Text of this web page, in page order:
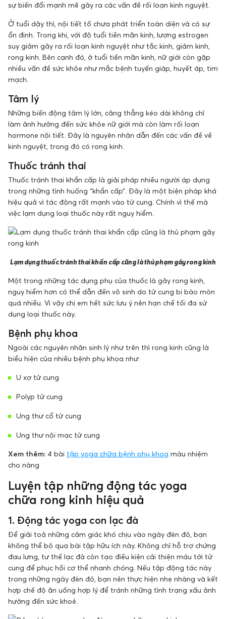
sự biến đổi mạnh mẽ gây ra các vấn đề rối loạn kinh nguyệt.
Ở tuổi dậy thì, nội tiết tố chưa phát triển toàn diện và có sự
ổn định. Trong khi, với độ tuổi tiền mãn kinh, lượng estrogen
suy giảm gây ra rối loạn kinh nguyệt như tắc kinh, giảm kinh,
rong kinh. Bên cạnh đó, ở tuổi tiền mãn kinh, nữ giới còn gặp
nhiều vấn đề sức khỏe như mắc bệnh tuyến giáp, huyết áp, tim
mạch.
Tâm lý
Những biến động tâm lý lớn, căng thẳng kéo dài không chỉ
làm ảnh hưởng đến sức khỏe nữ giới mà còn làm rối loạn
hormone nội tiết. Đây là nguyên nhân dẫn đến các vấn đề về
kinh nguyệt, trong đó có rong kinh.
Thuốc tránh thai
Thuốc tránh thai khẩn cấp là giải pháp nhiều người áp dụng
trong những tình huống “khẩn cấp”. Đây là một biện pháp khá
hiệu quả vì tác động rất mạnh vào tử cung. Chính vì thế mà
việc lạm dụng loại thuốc này rất nguy hiểm.
Lạm dụng thuốc tránh thai khẩn cấp cũng là thủ phạm gây rong kinh
Một trong những tác dụng phụ của thuốc là gây rong kinh,
nguy hiểm hơn có thể dẫn đến vô sinh do tử cung bị bào mòn
quá nhiều. Vì vậy chị em hết sức lưu ý nên hạn chế tối đa sử
dụng loại thuốc này.
Bệnh phụ khoa
Ngoài các nguyên nhân sinh lý như trên thì rong kinh cũng là
biểu hiện của nhiều bệnh phụ khoa như:
U xơ tử cung
Polyp tử cung
Ung thư cổ tử cung
Ung thư nội mạc tử cung
Xem thêm: 4 bài tập yoga chữa bệnh phụ khoa màu nhiệm
cho nàng
Luyện tập những động tác yoga
chữa rong kinh hiệu quả
1. Động tác yoga con lạc đà
Để giải toả những cảm giác khó chịu vào ngày đèn đỏ, bạn
không thể bỏ qua bài tập hữu ích này. Không chỉ hỗ trợ chứng
đau lưng, tư thế lạc đà còn tạo điều kiện cải thiện máu tới tử
cung để phục hồi cơ thể nhanh chóng. Nếu tập động tác này
trong những ngày đèn đỏ, bạn nên thực hiện nhẹ nhàng và kết
hợp chế độ ăn uống hợp lý để tránh những tình trạng xấu ảnh
hưởng đến sức khoẻ.